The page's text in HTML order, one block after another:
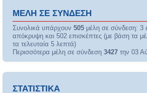
ΜΈΛΗ ΣΕ ΣΎΝΔΕΣΗ
Συνολικά υπάρχουν 505 μέλη σε σύνδεση: 3
απόκρυψη και 502 επισκέπτες (με βάση τα
τα τελευταία 5 λεπτά)
Περισσότερα μέλη σε σύνδεση 3427 την 03
ΣΤΑΤΙΣΤΙΚΆ